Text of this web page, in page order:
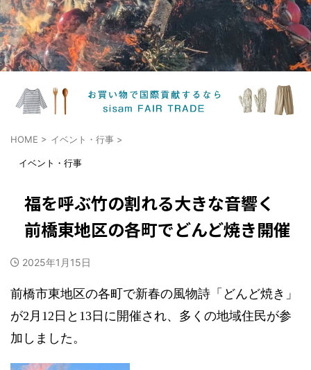
HOME > イベント・行事 >
イベント・行事
福を呼ぶ竹の割れる大きな音響く
前橋東地区の各町でどんど焼き開催
2025年1月15日
前橋市東地区の各町で新春の風物詩「どんど焼き」
が2月12日と13日に開催され、多くの地域住民が参
加しました。